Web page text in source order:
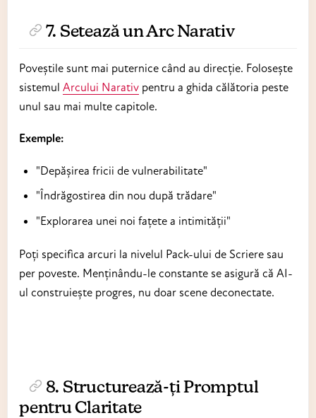
7. Setează un Arc Narativ
Poveștile sunt mai puternice când au direcție. Folosește
sistemul Arcului Narativ pentru a ghida călătoria peste
unul sau mai multe capitole.
Exemple:
"Depășirea fricii de vulnerabilitate"
"Îndrăgostirea din nou după trădare"
"Explorarea unei noi fațete a intimității"
Poți specifica arcuri la nivelul Pack-ului de Scriere sau
per poveste. Menținându-le constante se asigură că AI-
ul construiește progres, nu doar scene deconectate.
8. Structurează-ți Promptul
pentru Claritate